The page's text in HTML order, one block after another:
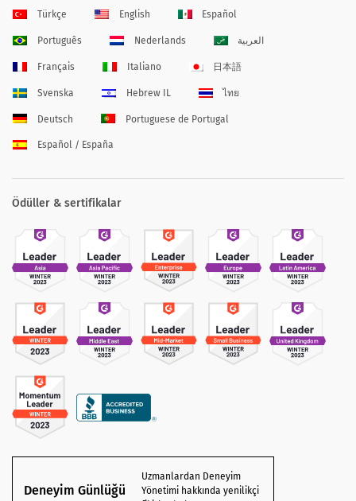
Türkçe English Español
Português Nederlands العربية
Français Italiano 日本語
Svenska Hebrew IL ไทย
Deutsch Portuguese de Portugal
Español / España
Ödüller & sertifikalar
Deneyim Günlüğü
Uzmanlardan Deneyim
Yönetimi hakkında yenilikçi